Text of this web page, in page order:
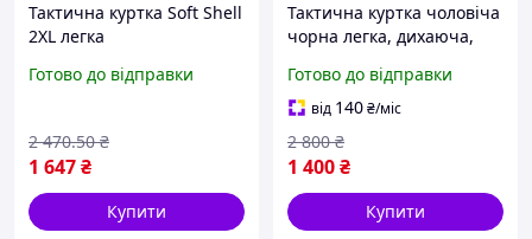
Тактична куртка Soft Shell
2XL легка
полювання та туризму з
FLAME
Готово до відправки
1 647₴
2 470.50 ₴
Купити
Тактична куртка чоловіча
чорна легка, дихаюча,
відпочинку, служби
Готово до відправки
від 140₴/міс
1 400₴
2 800 ₴
Купити